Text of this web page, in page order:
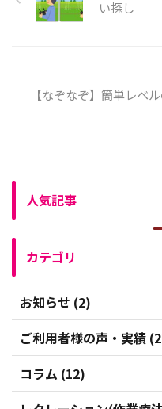
い探し
【なぞなぞ】簡単レベ
人気記事
カテゴリ
お知らせ (2)
ご利用者様の声・実績
コラム (12)